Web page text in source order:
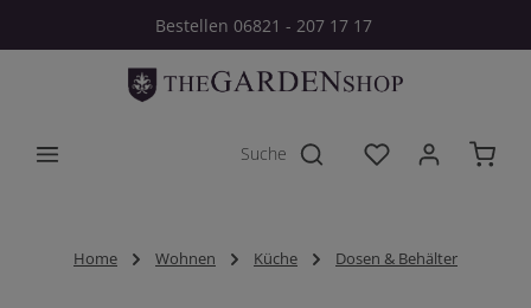
Zum Hauptinhalt springenBestellen 06821 - 207 17 17
Du hast 0
Home Wohnen Küche Dosen & Behälter